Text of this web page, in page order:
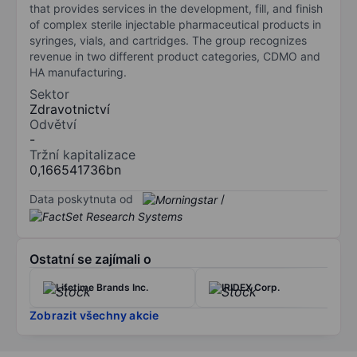
that provides services in the development, fill, and finish
of complex sterile injectable pharmaceutical products in
syringes, vials, and cartridges. The group recognizes
revenue in two different product categories, CDMO and
HA manufacturing.
Sektor
Zdravotnictví
Odvětví
-
Tržní kapitalizace
0,166541736bn
Data poskytnuta od /
Ostatní se zajímali o
Lifetime Brands Inc. IRIDEX Corp.
Zobrazit všechny akcie